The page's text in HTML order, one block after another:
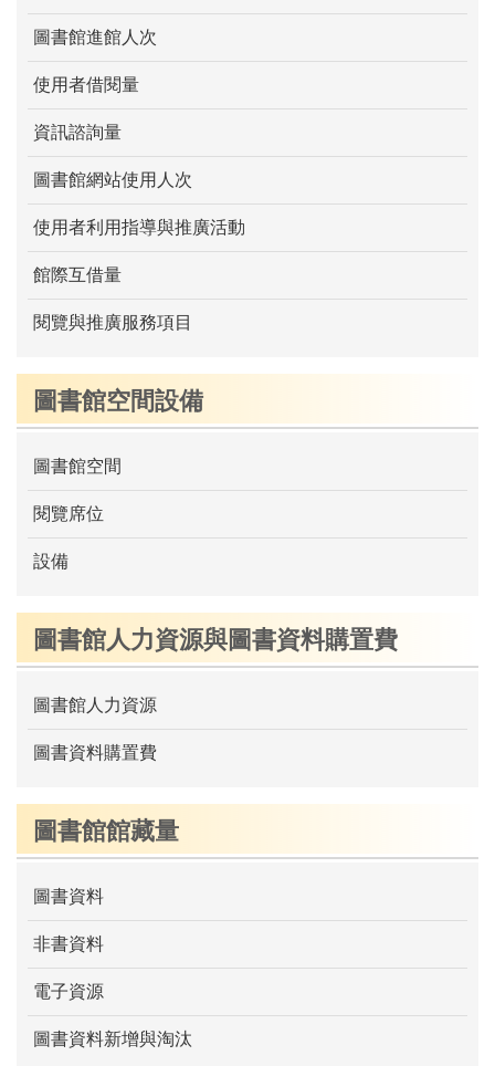
圖書館進館人次
使用者借閱量
資訊諮詢量
圖書館網站使用人次
使用者利用指導與推廣活動
館際互借量
閱覽與推廣服務項目
圖書館空間設備
圖書館空間
閱覽席位
設備
圖書館人力資源與圖書資料購置費
圖書館人力資源
圖書資料購置費
圖書館館藏量
圖書資料
非書資料
電子資源
圖書資料新增與淘汰